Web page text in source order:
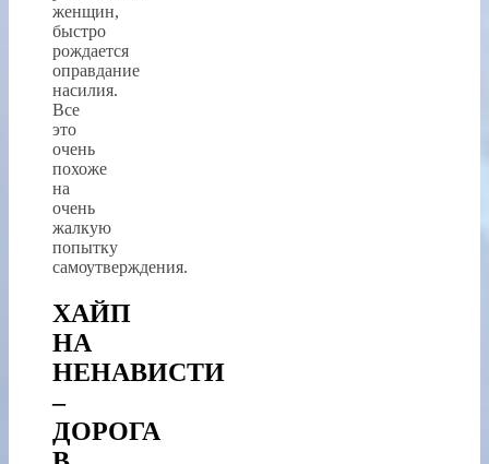
женщин,
быстро
рождается
оправдание
насилия.
Все
это
очень
похоже
на
очень
жалкую
попытку
самоутверждения.
ХАЙП
НА
НЕНАВИСТИ
–
ДОРОГА